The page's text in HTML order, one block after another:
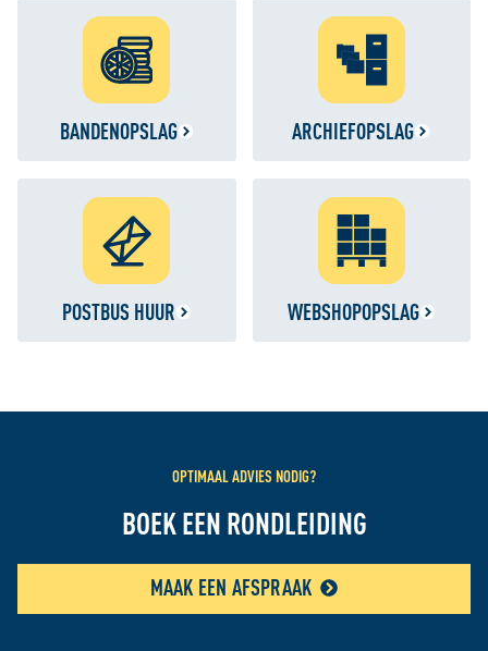
BANDENOPSLAG ARCHIEFOPSLAG
POSTBUS HUUR WEBSHOPOPSLAG
OPTIMAAL ADVIES NODIG?
BOEK EEN RONDLEIDING
MAAK EEN AFSPRAAK